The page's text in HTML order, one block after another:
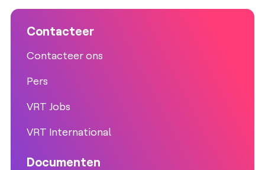
Contacteer
Contacteer ons
Pers
VRT Jobs
VRT International
Documenten